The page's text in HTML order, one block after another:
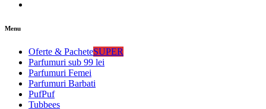
Menu
Oferte & PacheteSUPER
Parfumuri sub 99 lei
Parfumuri Femei
Parfumuri Barbati
PufPuf
Tubbees